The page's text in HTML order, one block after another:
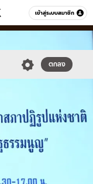
เข้าสู่ระบบสมาชิก
หมวดอื่นๆ
ตกลง